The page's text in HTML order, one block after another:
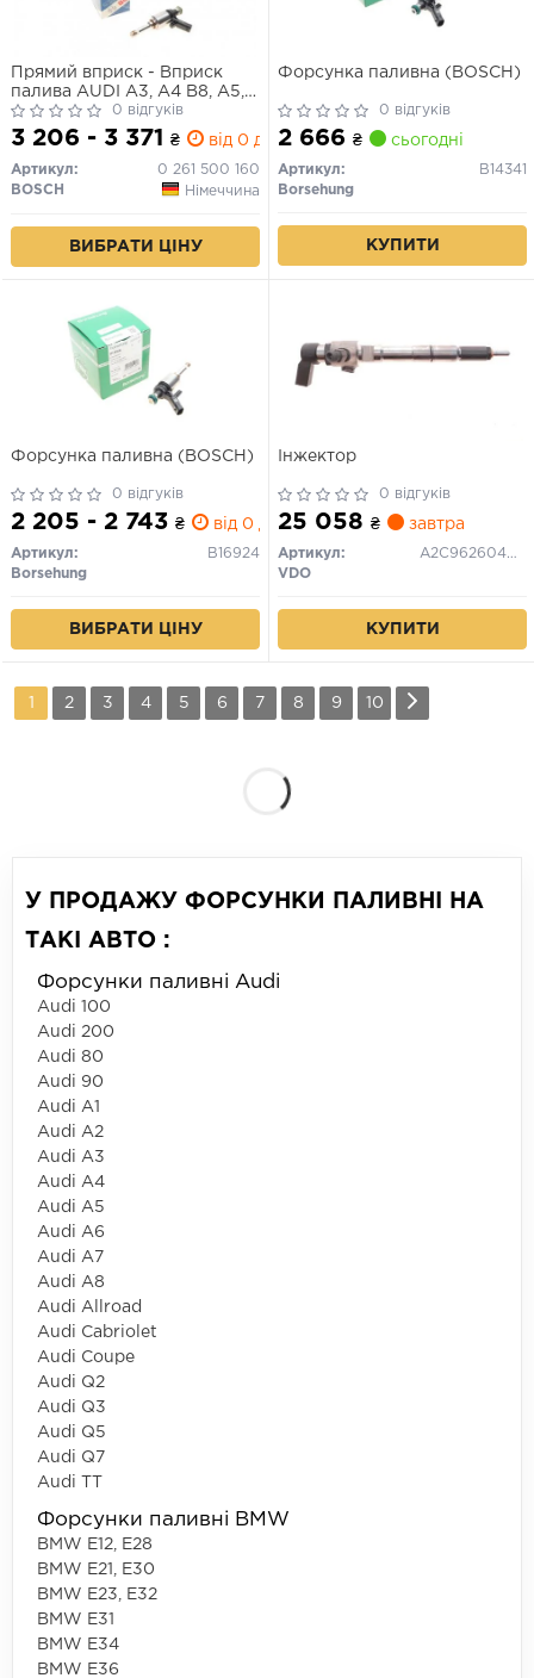
Прямий вприск - Вприск
палива AUDI A3, A4 B8, A5,
TT SEAT ALHAMBRA, ALTEA,
ALTEA XL, EXEO, EXEO ST,
LEON, TOLEDO III SKODA
OCTAVIA II, SUPERB II, YETI
VW CC B7, GOLF VI 1.8 11.06-
0 відгуків
3 206 - 3 371 ₴ від 0 дн.
Артикул:
0 261 500 160
BOSCH
Німеччина
ВИБРАТИ ЦІНУ
Форсунка паливна (BOSCH)
0 відгуків
2 666 ₴ сьогодні
Артикул:
B14341
Borsehung
КУПИТИ
Форсунка паливна (BOSCH)
0 відгуків
2 205 - 2 743 ₴ від 0 дн.
Артикул:
B16924
Borsehung
ВИБРАТИ ЦІНУ
Інжектор
0 відгуків
25 058 ₴ завтра
Артикул:
A2C9626040080
VDO
КУПИТИ
1 2 3 4 5 6 7 8 9 10
У ПРОДАЖУ ФОРСУНКИ ПАЛИВНІ НА
ТАКІ АВТО :
Форсунки паливні Audi
Audi 100
Audi 200
Audi 80
Audi 90
Audi A1
Audi A2
Audi A3
Audi A4
Audi A5
Audi A6
Audi A7
Audi A8
Audi Allroad
Audi Cabriolet
Audi Coupe
Audi Q2
Audi Q3
Audi Q5
Audi Q7
Audi TT
Форсунки паливні BMW
BMW E12, E28
BMW E21, E30
BMW E23, E32
BMW E31
BMW E34
BMW E36